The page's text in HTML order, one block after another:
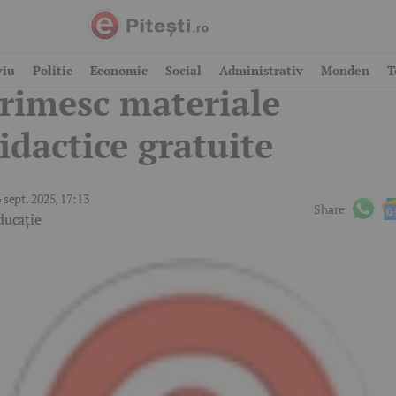
Politic Economic Social Administrativ Monden
2025: Copiii
materiale
gratuite
sept. 2025, 17:13
Share